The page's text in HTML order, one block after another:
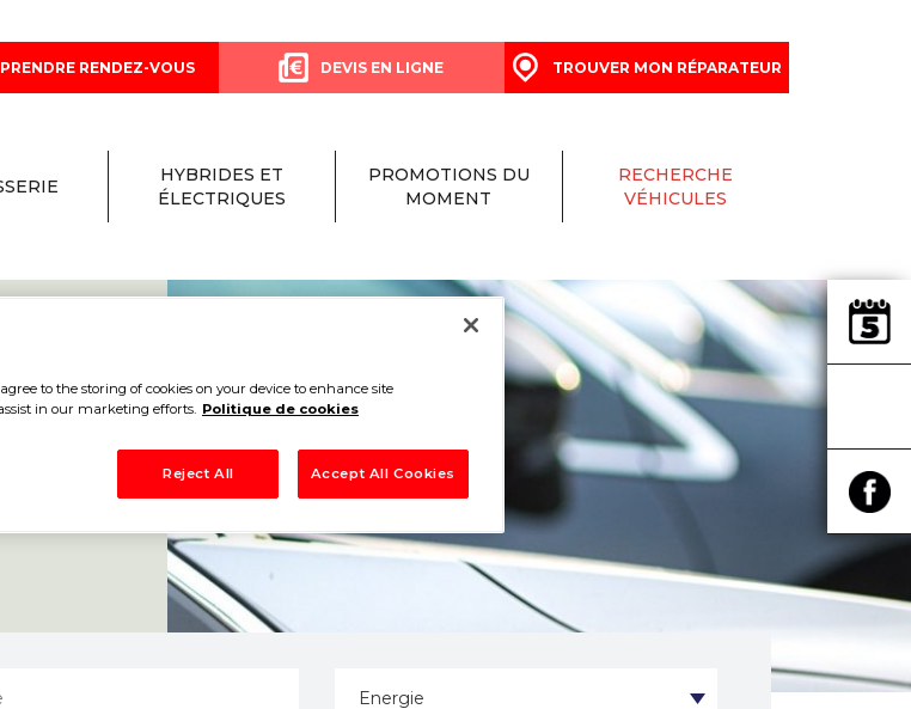
PRENDRE RENDEZ-VOUS DEVIS EN LIGNE TROUVER MON RÉPARATEUR
HYBRIDES ET
ÉLECTRIQUES
PROMOTIONS DU
MOMENT
RECHERCHE
VÉHICULES
to the storing of cookies on your device to enhance site
in our marketing efforts. Politique de cookies
Reject All Accept All Cookies